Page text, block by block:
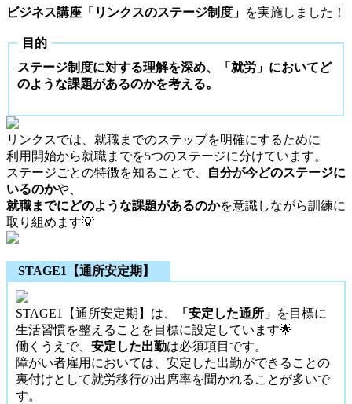
ビジネス講座「リンクスのステージ制度」 を実施しました！
目的
ステージ制度に対する理解を深め、「就労」においてど
のような課題があるのかを考える。
リンクスでは、就職までのステップを明確にするために
利用開始から就職までを5つのステージに分けています。
ステージごとの特徴を知ることで、
自分が今どのステージに
いるのかや、
就職までにどのような課題があるのかを意識しながら訓練に
取り組めます💡
STAGE1【通所安定期】
STAGE1【通所安定期】は、 「安定した通所」 を目標に
生活習慣を整えることを目標に設定しています🌟
働くうえで、 安定した出勤は必須項目です。
障がい者雇用においては、安定した出勤ができることの
裏付けとして就労移行の出席率を聞かれることが多いで
す。